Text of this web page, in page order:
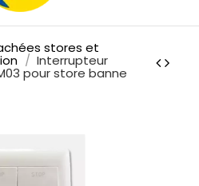
stores et
Interrupteur
pour store banne